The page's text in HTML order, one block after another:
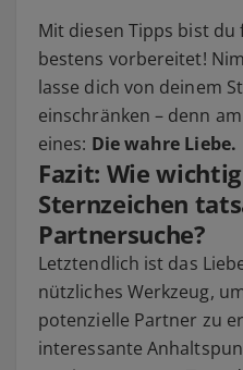
Mit diesen Tipps bist
bestens vorbereitet!
lasse dich von deinem
einschränken – denn
eines: Die wahre Liebe.
Fazit: Wie
Sternzeichen
Partnersuche?
Letztendlich ist das
nützliches Werkzeug,
potenzielle Partner zu
interessante